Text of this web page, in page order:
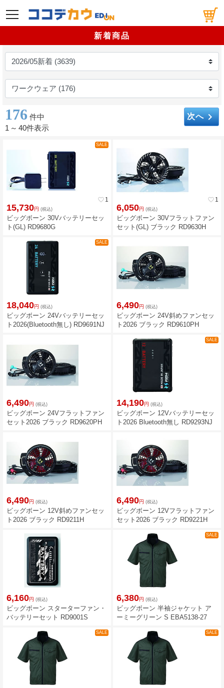
メニュー
新着商品
176 件中
1 ～ 40件表示
次へkeyboard_arrow_right
favorite_border 1
SALE
15,730円 (税込)
ビッグボーン 30Vバッテリーセッ
ト(GL) RD9680G
favorite_border 1
6,050円 (税込)
ビッグボーン 30Vフラットファン
セット(GL) ブラック RD9630H
SALE
18,040円 (税込)
ビッグボーン 24Vバッテリーセッ
ト2026(Bluetooth無し) RD9691NJ
6,490円 (税込)
ビッグボーン 24V斜めファンセッ
ト2026 ブラック RD9610PH
6,490円 (税込)
ビッグボーン 24Vフラットファン
セット2026 ブラック RD9620PH
SALE
14,190円 (税込)
ビッグボーン 12Vバッテリーセッ
ト2026 Bluetooth無し RD9293NJ
6,490円 (税込)
ビッグボーン 12V斜めファンセッ
ト2026 ブラック RD9211H
6,490円 (税込)
ビッグボーン 12Vフラットファン
セット2026 ブラック RD9221H
6,160円 (税込)
ビッグボーン スターターファン・
バッテリーセット RD9001S
SALE
6,380円 (税込)
ビッグボーン 半袖ジャケット ア
ーミーグリーン S EBA5138-27
SALE SALE